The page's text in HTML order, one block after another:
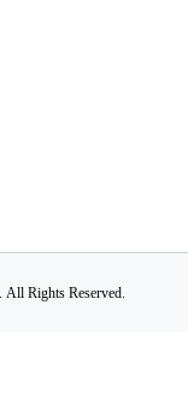
All Rights Reserved.